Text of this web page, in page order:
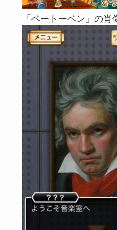
「ベートーベン」の肖